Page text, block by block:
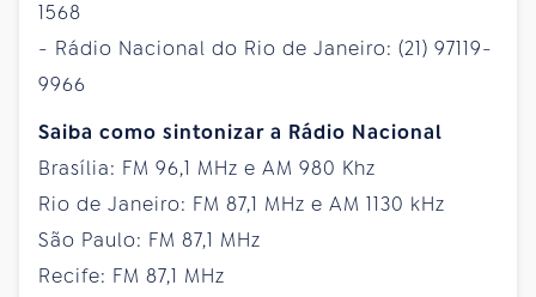
1568
- Rádio Nacional do Rio de Janeiro: (21) 97119-
9966
Saiba como sintonizar a Rádio Nacional
Brasília: FM 96,1 MHz e AM 980 Khz
Rio de Janeiro: FM 87,1 MHz e AM 1130 kHz
São Paulo: FM 87,1 MHz
Recife: FM 87,1 MHz